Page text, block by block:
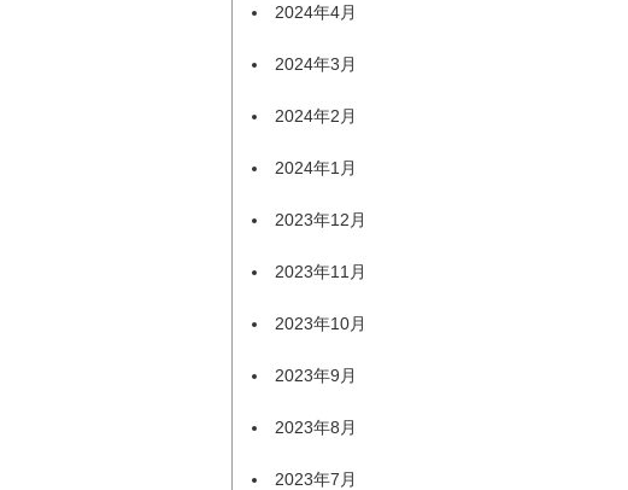
2024年4月
2024年3月
2024年2月
2024年1月
2023年12月
2023年11月
2023年10月
2023年9月
2023年8月
2023年7月